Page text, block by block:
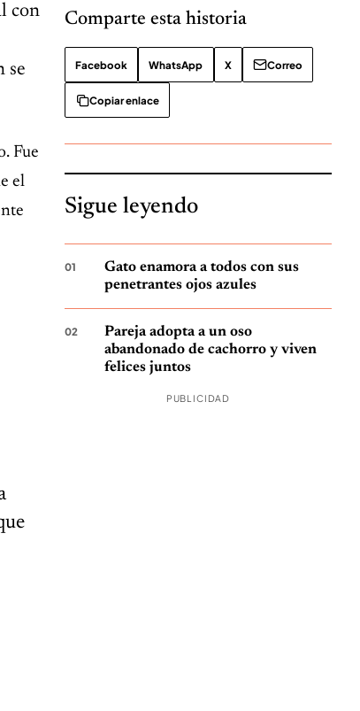
con
se
Fue
el
Comparte esta historia
Facebook WhatsApp X Correo
Copiar enlace
Sigue leyendo
Gato enamora a todos con sus
penetrantes ojos azules
Pareja adopta a un oso
abandonado de cachorro y viven
felices juntos
PUBLICIDAD